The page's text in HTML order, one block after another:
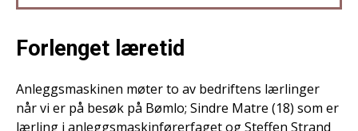
Forlenget læretid
Anleggsmaskinen møter to av bedriftens lærlinger
når vi er på besøk på Bømlo; Sindre Matre (18) som er
lærling i anleggsmaskinførerfaget og Steffen Strand